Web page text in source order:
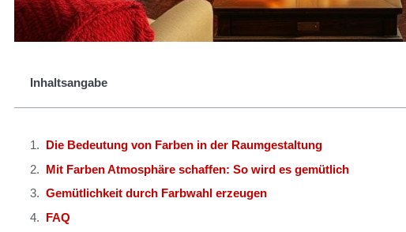
Inhaltsangabe
Die Bedeutung von Farben in der Raumgestaltung
Mit Farben Atmosphäre schaffen: So wird es gemütlich
Gemütlichkeit durch Farbwahl erzeugen
FAQ